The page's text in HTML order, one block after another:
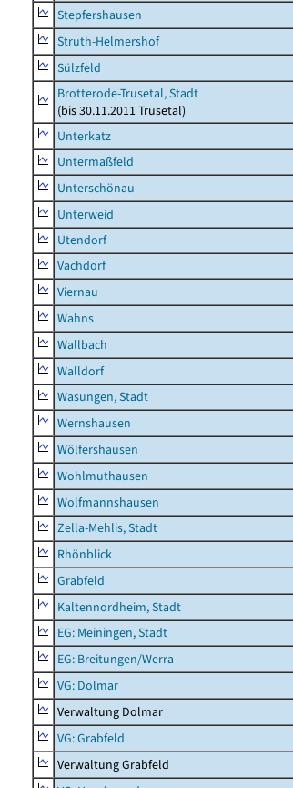
Stepfershausen
Struth-Helmershof
Sülzfeld
Brotterode-Trusetal, Stadt
(bis 30.11.2011 Trusetal)
Unterkatz
Untermaßfeld
Unterschönau
Unterweid
Utendorf
Vachdorf
Viernau
Wahns
Wallbach
Walldorf
Wasungen, Stadt
Wernshausen
Wölfershausen
Wohlmuthausen
Wolfmannshausen
Zella-Mehlis, Stadt
Rhönblick
Grabfeld
Kaltennordheim, Stadt
EG: Meiningen, Stadt
EG: Breitungen/Werra
VG: Dolmar
Verwaltung Dolmar
VG: Grabfeld
Verwaltung Grabfeld